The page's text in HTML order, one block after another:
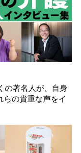
の著名人が、自身
らの貴重な声をイ